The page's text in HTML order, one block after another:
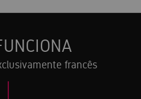
francês